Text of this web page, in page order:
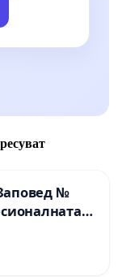
№
в
и